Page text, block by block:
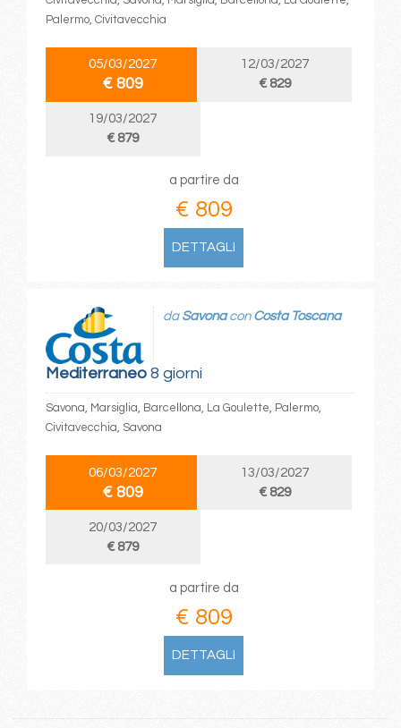
Palermo, Civitavecchia
05/03/2027
€ 809
12/03/2027
€ 829
19/03/2027
€ 879
a partire da
€ 809
DETTAGLI
Mediterraneo8 giorni
da Savonacon Costa Toscana
Savona, Marsiglia, Barcellona, La Goulette, Palermo,
Civitavecchia, Savona
06/03/2027
€ 809
13/03/2027
€ 829
20/03/2027
€ 879
a partire da
€ 809
DETTAGLI